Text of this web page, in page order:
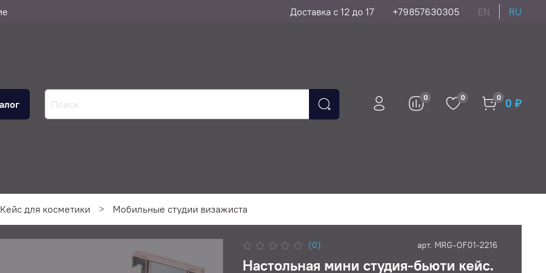
Доставка с 12 до 17 +79857630305 EN RU
0 0 0 0 ₽
Кейс для косметики Мобильные студии визажиста
(0) арт. MRG-OF01-2216
Настольная мини студия-бьюти кейс.